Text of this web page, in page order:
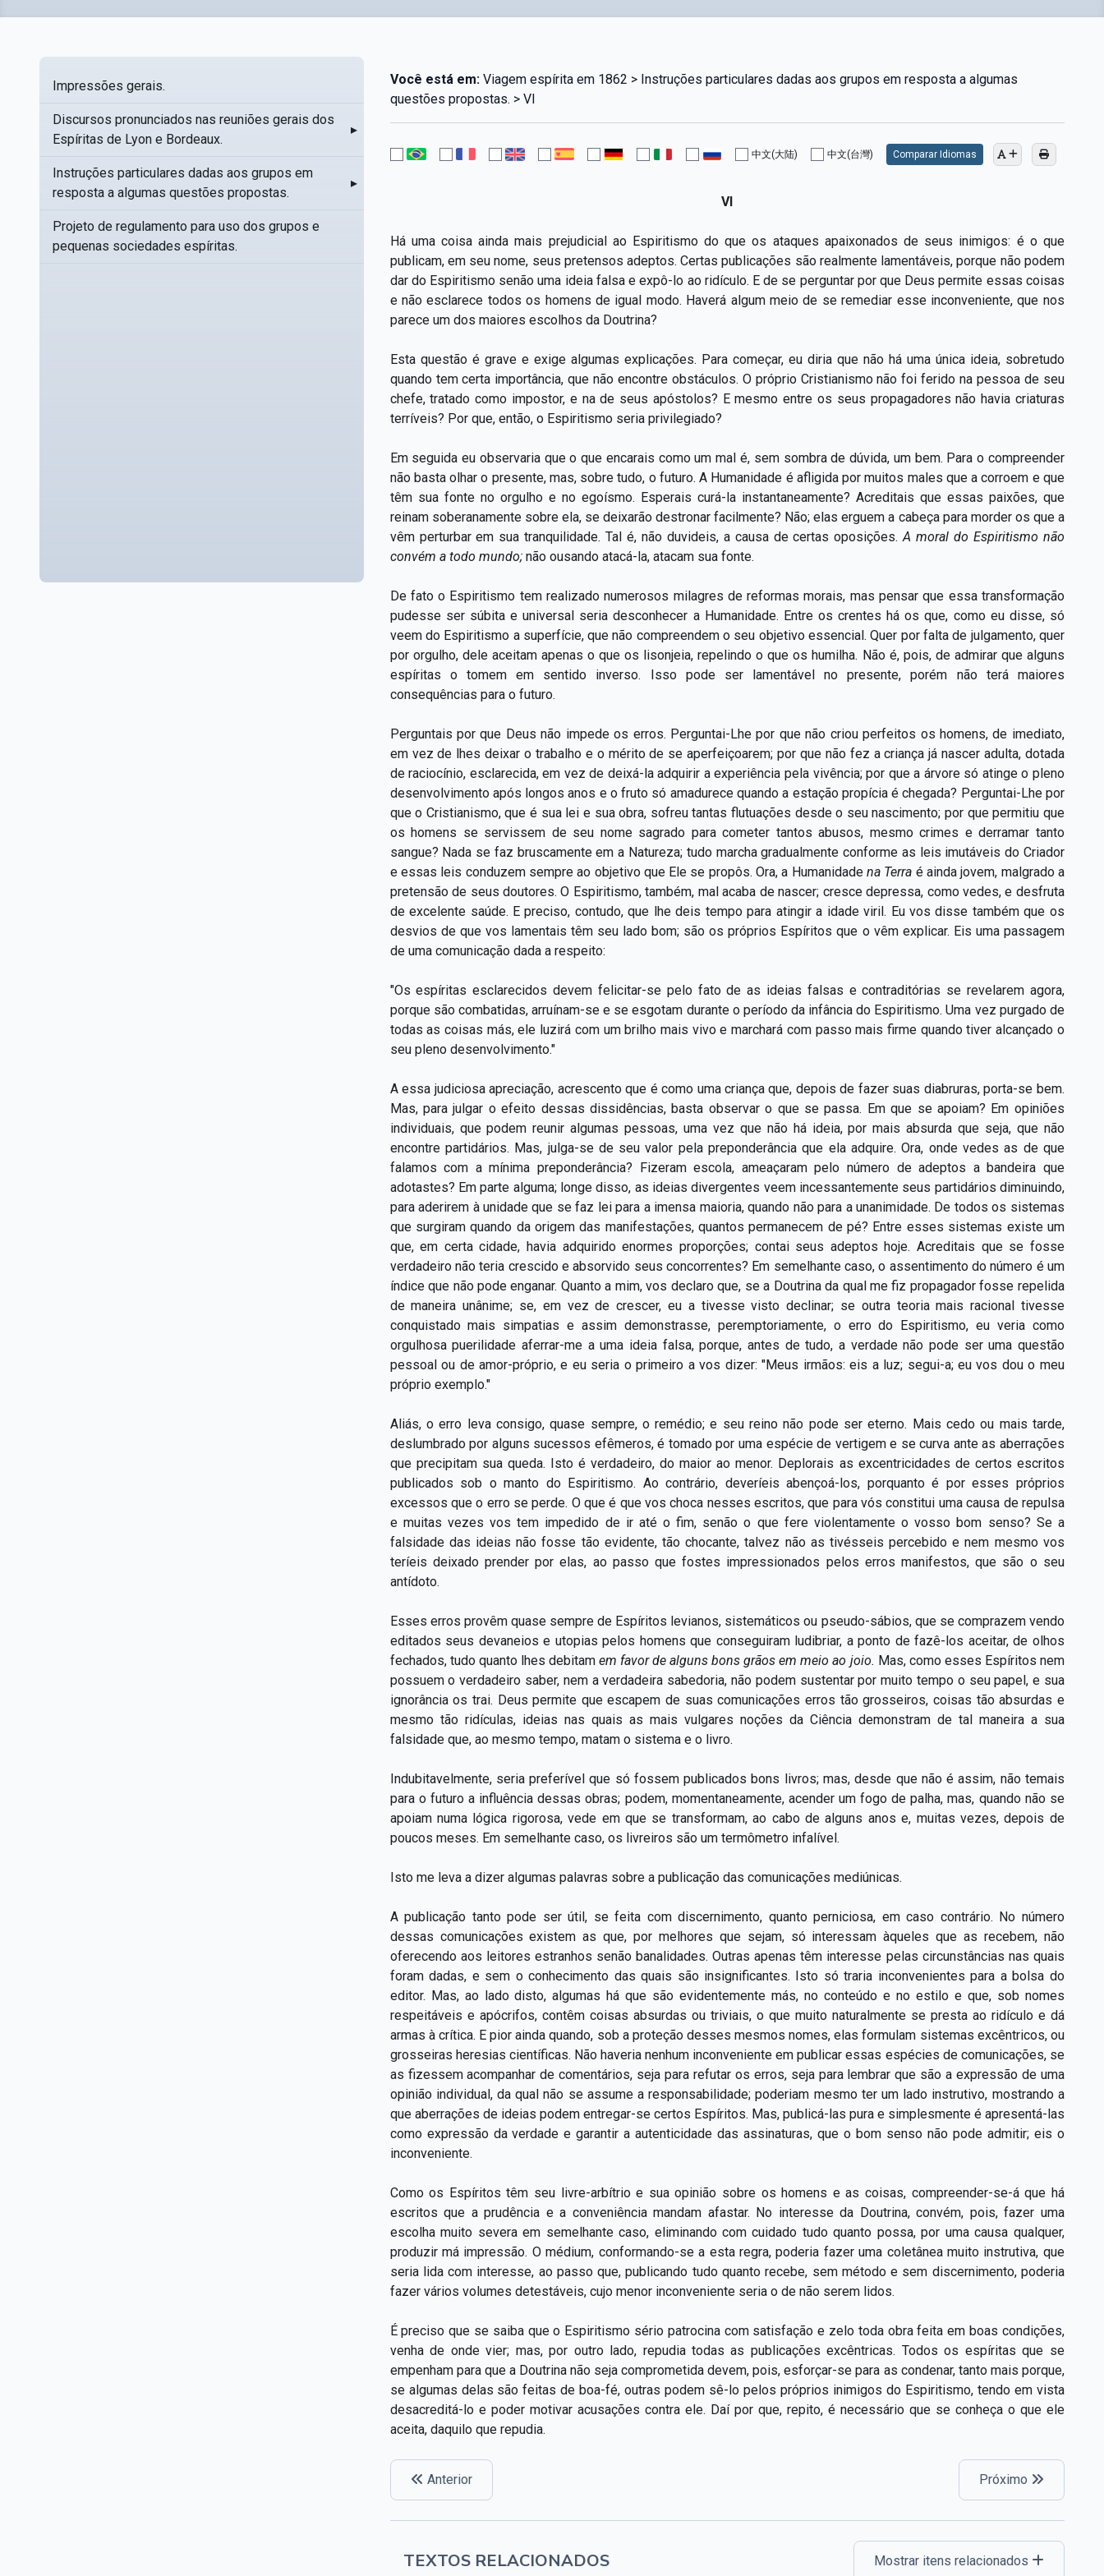
Impressões gerais.
Discursos pronunciados nas reuniões gerais dos
Espíritas de Lyon e Bordeaux.
▸
Instruções particulares dadas aos grupos em
resposta a algumas questões propostas.
▸
Projeto de regulamento para uso dos grupos e
pequenas sociedades espíritas.
Você está em:Viagem espírita em 1862 > Instruções particulares dadas aos grupos em resposta a algumas
questões propostas. > VI
中文(大陆) 中文(台灣) Comparar Idiomas
VI
Há uma coisa ainda mais prejudicial ao Espiritismo do que os ataques apaixonados de seus inimigos: é o que
publicam, em seu nome, seus pretensos adeptos. Certas publicações são realmente lamentáveis, porque não podem
dar do Espiritismo senão uma ideia falsa e expô-lo ao ridículo. E de se perguntar por que Deus permite essas coisas
e não esclarece todos os homens de igual modo. Haverá algum meio de se remediar esse inconveniente, que nos
parece um dos maiores escolhos da Doutrina?
Esta questão é grave e exige algumas explicações. Para começar, eu diria que não há uma única ideia, sobretudo
quando tem certa importância, que não encontre obstáculos. O próprio Cristianismo não foi ferido na pessoa de seu
chefe, tratado como impostor, e na de seus apóstolos? E mesmo entre os seus propagadores não havia criaturas
terríveis? Por que, então, o Espiritismo seria privilegiado?
Em seguida eu observaria que o que encarais como um mal é, sem sombra de dúvida, um bem. Para o compreender
não basta olhar o presente, mas, sobre tudo, o futuro. A Humanidade é afligida por muitos males que a corroem e que
têm sua fonte no orgulho e no egoísmo. Esperais curá-la instantaneamente? Acreditais que essas paixões, que
reinam soberanamente sobre ela, se deixarão destronar facilmente? Não; elas erguem a cabeça para morder os que a
vêm perturbar em sua tranquilidade. Tal é, não duvideis, a causa de certas oposições.A moral do Espiritismo não
convém a todo mundo; não ousando atacá-la, atacam sua fonte.
De fato o Espiritismo tem realizado numerosos milagres de reformas morais, mas pensar que essa transformação
pudesse ser súbita e universal seria desconhecer a Humanidade. Entre os crentes há os que, como eu disse, só
veem do Espiritismo a superfície, que não compreendem o seu objetivo essencial. Quer por falta de julgamento, quer
por orgulho, dele aceitam apenas o que os lisonjeia, repelindo o que os humilha. Não é, pois, de admirar que alguns
espíritas o tomem em sentido inverso. Isso pode ser lamentável no presente, porém não terá maiores
consequências para o futuro.
Perguntais por que Deus não impede os erros. Perguntai-Lhe por que não criou perfeitos os homens, de imediato,
em vez de lhes deixar o trabalho e o mérito de se aperfeiçoarem; por que não fez a criança já nascer adulta, dotada
de raciocínio, esclarecida, em vez de deixá-la adquirir a experiência pela vivência; por que a árvore só atinge o pleno
desenvolvimento após longos anos e o fruto só amadurece quando a estação propícia é chegada? Perguntai-Lhe por
que o Cristianismo, que é sua lei e sua obra, sofreu tantas flutuações desde o seu nascimento; por que permitiu que
os homens se servissem de seu nome sagrado para cometer tantos abusos, mesmo crimes e derramar tanto
sangue? Nada se faz bruscamente em a Natureza; tudo marcha gradualmente conforme as leis imutáveis do Criador
e essas leis conduzem sempre ao objetivo que Ele se propôs. Ora, a Humanidade na Terra é ainda jovem, malgrado a
pretensão de seus doutores. O Espiritismo, também, mal acaba de nascer; cresce depressa, como vedes, e desfruta
de excelente saúde. E preciso, contudo, que lhe deis tempo para atingir a idade viril. Eu vos disse também que os
desvios de que vos lamentais têm seu lado bom; são os próprios Espíritos que o vêm explicar. Eis uma passagem
de uma comunicação dada a respeito:
"Os espíritas esclarecidos devem felicitar-se pelo fato de as ideias falsas e contraditórias se revelarem agora,
porque são combatidas, arruínam-se e se esgotam durante o período da infância do Espiritismo. Uma vez purgado de
todas as coisas más, ele luzirá com um brilho mais vivo e marchará com passo mais firme quando tiver alcançado o
seu pleno desenvolvimento."
A essa judiciosa apreciação, acrescento que é como uma criança que, depois de fazer suas diabruras, porta-se bem.
Mas, para julgar o efeito dessas dissidências, basta observar o que se passa. Em que se apoiam? Em opiniões
individuais, que podem reunir algumas pessoas, uma vez que não há ideia, por mais absurda que seja, que não
encontre partidários. Mas, julga-se de seu valor pela preponderância que ela adquire. Ora, onde vedes as de que
falamos com a mínima preponderância? Fizeram escola, ameaçaram pelo número de adeptos a bandeira que
adotastes? Em parte alguma; longe disso, as ideias divergentes veem incessantemente seus partidários diminuindo,
para aderirem à unidade que se faz lei para a imensa maioria, quando não para a unanimidade. De todos os sistemas
que surgiram quando da origem das manifestações, quantos permanecem de pé? Entre esses sistemas existe um
que, em certa cidade, havia adquirido enormes proporções; contai seus adeptos hoje. Acreditais que se fosse
verdadeiro não teria crescido e absorvido seus concorrentes? Em semelhante caso, o assentimento do número é um
índice que não pode enganar. Quanto a mim, vos declaro que, se a Doutrina da qual me fiz propagador fosse repelida
de maneira unânime; se, em vez de crescer, eu a tivesse visto declinar; se outra teoria mais racional tivesse
conquistado mais simpatias e assim demonstrasse, peremptoriamente, o erro do Espiritismo, eu veria como
orgulhosa puerilidade aferrar-me a uma ideia falsa, porque, antes de tudo, a verdade não pode ser uma questão
pessoal ou de amor-próprio, e eu seria o primeiro a vos dizer: "Meus irmãos: eis a luz; segui-a; eu vos dou o meu
próprio exemplo."
Aliás, o erro leva consigo, quase sempre, o remédio; e seu reino não pode ser eterno. Mais cedo ou mais tarde,
deslumbrado por alguns sucessos efêmeros, é tomado por uma espécie de vertigem e se curva ante as aberrações
que precipitam sua queda. Isto é verdadeiro, do maior ao menor. Deplorais as excentricidades de certos escritos
publicados sob o manto do Espiritismo. Ao contrário, deveríeis abençoá-los, porquanto é por esses próprios
excessos que o erro se perde. O que é que vos choca nesses escritos, que para vós constitui uma causa de repulsa
e muitas vezes vos tem impedido de ir até o fim, senão o que fere violentamente o vosso bom senso? Se a
falsidade das ideias não fosse tão evidente, tão chocante, talvez não as tivésseis percebido e nem mesmo vos
teríeis deixado prender por elas, ao passo que fostes impressionados pelos erros manifestos, que são o seu
antídoto.
Esses erros provêm quase sempre de Espíritos levianos, sistemáticos ou pseudo-sábios, que se comprazem vendo
editados seus devaneios e utopias pelos homens que conseguiram ludibriar, a ponto de fazê-los aceitar, de olhos
fechados, tudo quanto lhes debitam em favor de alguns bons grãos em meio ao joio. Mas, como esses Espíritos nem
possuem o verdadeiro saber, nem a verdadeira sabedoria, não podem sustentar por muito tempo o seu papel, e sua
ignorância os trai. Deus permite que escapem de suas comunicações erros tão grosseiros, coisas tão absurdas e
mesmo tão ridículas, ideias nas quais as mais vulgares noções da Ciência demonstram de tal maneira a sua
falsidade que, ao mesmo tempo, matam o sistema e o livro.
Indubitavelmente, seria preferível que só fossem publicados bons livros; mas, desde que não é assim, não temais
para o futuro a influência dessas obras; podem, momentaneamente, acender um fogo de palha, mas, quando não se
apoiam numa lógica rigorosa, vede em que se transformam, ao cabo de alguns anos e, muitas vezes, depois de
poucos meses. Em semelhante caso, os livreiros são um termômetro infalível.
Isto me leva a dizer algumas palavras sobre a publicação das comunicações mediúnicas.
A publicação tanto pode ser útil, se feita com discernimento, quanto perniciosa, em caso contrário. No número
dessas comunicações existem as que, por melhores que sejam, só interessam àqueles que as recebem, não
oferecendo aos leitores estranhos senão banalidades. Outras apenas têm interesse pelas circunstâncias nas quais
foram dadas, e sem o conhecimento das quais são insignificantes. Isto só traria inconvenientes para a bolsa do
editor. Mas, ao lado disto, algumas há que são evidentemente más, no conteúdo e no estilo e que, sob nomes
respeitáveis e apócrifos, contêm coisas absurdas ou triviais, o que muito naturalmente se presta ao ridículo e dá
armas à crítica. E pior ainda quando, sob a proteção desses mesmos nomes, elas formulam sistemas excêntricos, ou
grosseiras heresias científicas. Não haveria nenhum inconveniente em publicar essas espécies de comunicações, se
as fizessem acompanhar de comentários, seja para refutar os erros, seja para lembrar que são a expressão de uma
opinião individual, da qual não se assume a responsabilidade; poderiam mesmo ter um lado instrutivo, mostrando a
que aberrações de ideias podem entregar-se certos Espíritos. Mas, publicá-las pura e simplesmente é apresentá-las
como expressão da verdade e garantir a autenticidade das assinaturas, que o bom senso não pode admitir; eis o
inconveniente.
Como os Espíritos têm seu livre-arbítrio e sua opinião sobre os homens e as coisas, compreender-se-á que há
escritos que a prudência e a conveniência mandam afastar. No interesse da Doutrina, convém, pois, fazer uma
escolha muito severa em semelhante caso, eliminando com cuidado tudo quanto possa, por uma causa qualquer,
produzir má impressão. O médium, conformando-se a esta regra, poderia fazer uma coletânea muito instrutiva, que
seria lida com interesse, ao passo que, publicando tudo quanto recebe, sem método e sem discernimento, poderia
fazer vários volumes detestáveis, cujo menor inconveniente seria o de não serem lidos.
É preciso que se saiba que o Espiritismo sério patrocina com satisfação e zelo toda obra feita em boas condições,
venha de onde vier; mas, por outro lado, repudia todas as publicações excêntricas. Todos os espíritas que se
empenham para que a Doutrina não seja comprometida devem, pois, esforçar-se para as condenar, tanto mais porque,
se algumas delas são feitas de boa-fé, outras podem sê-lo pelos próprios inimigos do Espiritismo, tendo em vista
desacreditá-lo e poder motivar acusações contra ele. Daí por que, repito, é necessário que se conheça o que ele
aceita, daquilo que repudia.
Anterior Próximo
TEXTOS RELACIONADOS Mostrar itens relacionados